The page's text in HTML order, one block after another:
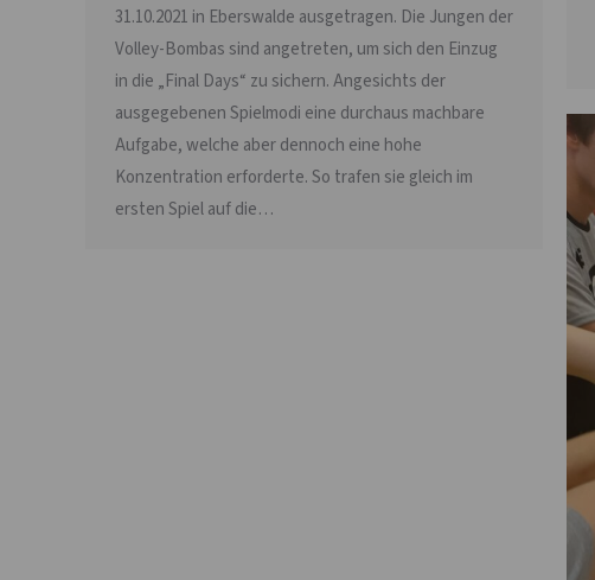
31.10.2021 in Eberswalde ausgetragen. Die Jungen der
Volley-Bombas sind angetreten, um sich den Einzug
in die „Final Days“ zu sichern. Angesichts der
ausgegebenen Spielmodi eine durchaus machbare
Aufgabe, welche aber dennoch eine hohe
Konzentration erforderte. So trafen sie gleich im
ersten Spiel auf die…